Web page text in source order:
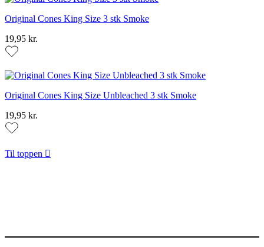
Original Cones King Size 3 stk Smoke
19,95 kr.
Original Cones King Size Unbleached 3 stk Smoke
19,95 kr.
Til toppen 